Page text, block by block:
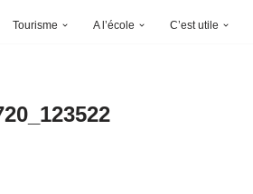
Tourisme A l’école C’est utile